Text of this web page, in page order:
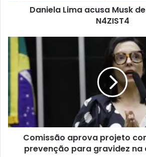
Daniela Lima acusa Musk
N4ZIST4
Comissão aprova projeto
prevenção para gravidez na